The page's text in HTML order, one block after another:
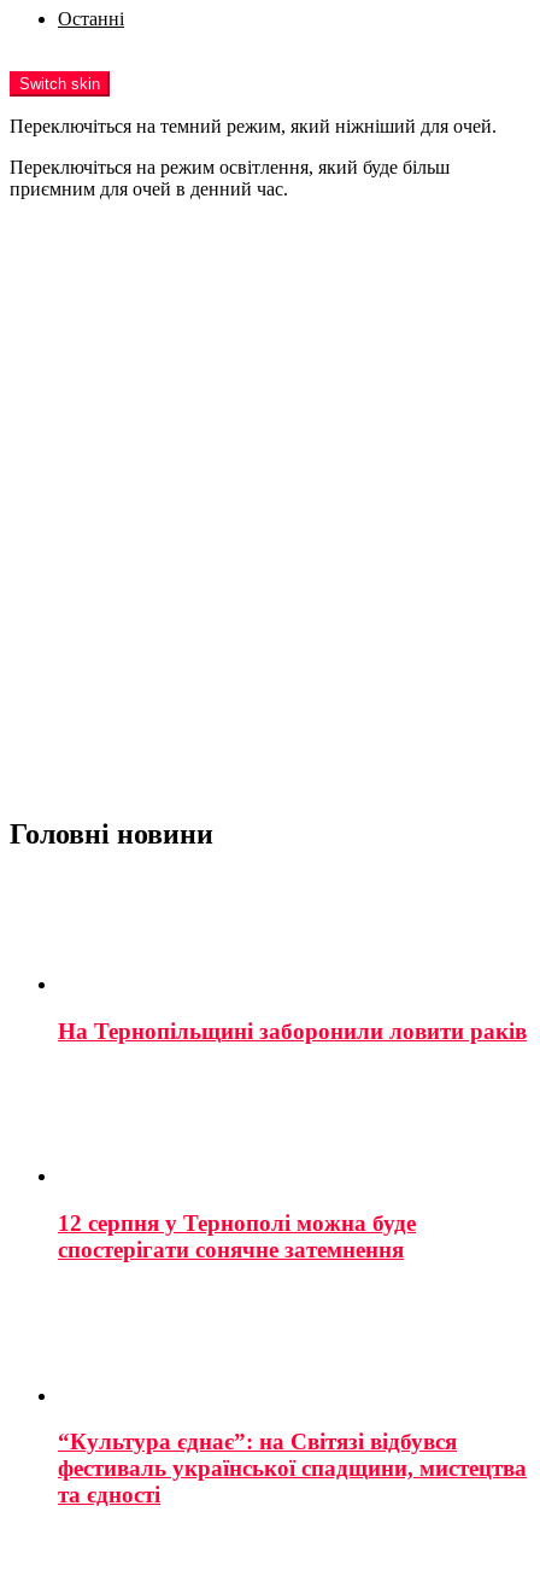
Останні
Switch skin
Переключіться на темний режим, який ніжніший для очей.
Переключіться на режим освітлення, який буде більш
приємним для очей в денний час.
Головні новини
На Тернопільщині заборонили ловити раків
12 серпня у Тернополі можна буде
спостерігати сонячне затемнення
“Культура єднає”: на Світязі відбувся
фестиваль української спадщини, мистецтва
та єдності